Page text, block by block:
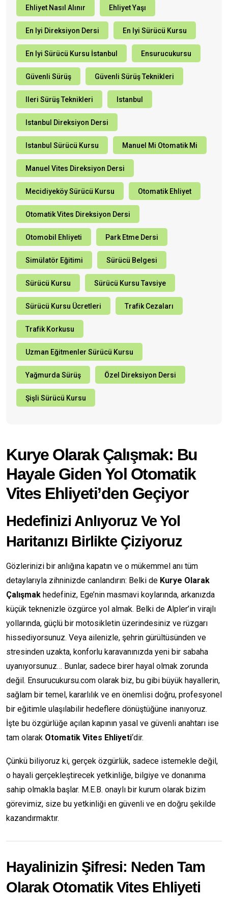
Kurye Olarak Çalışmak: Bu
Hayale Giden Yol Otomatik
Vites Ehliyeti’den Geçiyor
Hedefinizi Anlıyoruz Ve Yol
Haritanızı Birlikte Çiziyoruz
Gözlerinizi bir anlığına kapatın ve o mükemmel anı tüm
detaylarıyla zihninizde canlandırın: Belki de Kurye Olarak
Çalışmak hedefiniz, Ege’nin masmavi koylarında, arkanızda
küçük teknenizle özgürce yol almak. Belki de Alpler’in virajlı
yollarında, güçlü bir motosikletin üzerindesiniz ve rüzgarı
hissediyorsunuz. Veya ailenizle, şehrin gürültüsünden ve
stresinden uzakta, konforlu karavanınızda yeni bir sabaha
uyanıyorsunuz… Bunlar, sadece birer hayal olmak zorunda
değil. Ensurucukursu.com olarak biz, bu gibi büyük hayallerin,
sağlam bir temel, kararlılık ve en önemlisi doğru, profesyonel
bir eğitimle ulaşılabilir hedeflere dönüştüğüne inanıyoruz.
İşte bu özgürlüğe açılan kapının yasal ve güvenli anahtarı ise
tam olarak Otomatik Vites Ehliyeti‘dir.
Çünkü biliyoruz ki, gerçek özgürlük, sadece istemekle değil,
o hayali gerçekleştirecek yetkinliğe, bilgiye ve donanıma
sahip olmakla başlar. M.E.B. onaylı bir kurum olarak bizim
görevimiz, size bu yetkinliği en güvenli ve en doğru şekilde
kazandırmaktır.
Hayalinizin Şifresi: Neden Tam
Olarak Otomatik Vites Ehliyeti
Ehliyet Nasıl Alınır Ehliyet Yaşı
En Iyi Direksiyon Dersi En Iyi Sürücü Kursu
En Iyi Sürücü Kursu İstanbul Ensurucukursu
Güvenli Sürüş Güvenli Sürüş Teknikleri
Ileri Sürüş Teknikleri Istanbul
Istanbul Direksiyon Dersi
Istanbul Sürücü Kursu Manuel Mi Otomatik Mi
Manuel Vites Direksiyon Dersi
Mecidiyeköy Sürücü Kursu Otomatik Ehliyet
Otomatik Vites Direksiyon Dersi
Otomobil Ehliyeti Park Etme Dersi
Simülatör Eğitimi Sürücü Belgesi
Sürücü Kursu Sürücü Kursu Tavsiye
Sürücü Kursu Ücretleri Trafik Cezaları
Trafik Korkusu
Uzman Eğitmenler Sürücü Kursu
Yağmurda Sürüş Özel Direksiyon Dersi
Şişli Sürücü Kursu